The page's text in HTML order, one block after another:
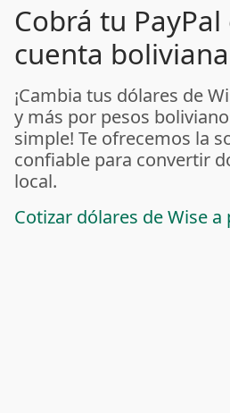
Cobrá tu
cuenta boliviana
¡Cambia tus dólares de
y más por pesos
simple! Te ofrecemos la
confiable para convertir
local.
Cotizar dólares de Wise